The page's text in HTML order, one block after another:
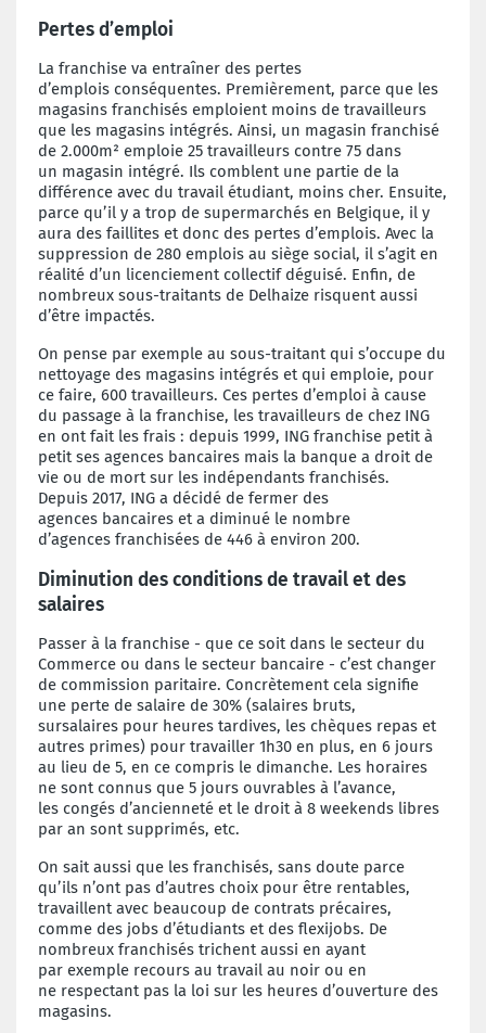
Pertes d’emploi
La franchise va entraîner des pertes
d’emplois conséquentes. Premièrement, parce que les
magasins franchisés emploient moins de travailleurs
que les magasins intégrés. Ainsi, un magasin franchisé
de 2.000m² emploie 25 travailleurs contre 75 dans
un magasin intégré. Ils comblent une partie de la
différence avec du travail étudiant, moins cher. Ensuite,
parce qu’il y a trop de supermarchés en Belgique, il y
aura des faillites et donc des pertes d’emplois. Avec la
suppression de 280 emplois au siège social, il s’agit en
réalité d’un licenciement collectif déguisé. Enfin, de
nombreux sous-traitants de Delhaize risquent aussi
d’être impactés.
On pense par exemple au sous-traitant qui s’occupe du
nettoyage des magasins intégrés et qui emploie, pour
ce faire, 600 travailleurs. Ces pertes d’emploi à cause
du passage à la franchise, les travailleurs de chez ING
en ont fait les frais : depuis 1999, ING franchise petit à
petit ses agences bancaires mais la banque a droit de
vie ou de mort sur les indépendants franchisés.
Depuis 2017, ING a décidé de fermer des
agences bancaires et a diminué le nombre
d’agences franchisées de 446 à environ 200.
Diminution des conditions de travail et des
salaires
Passer à la franchise - que ce soit dans le secteur du
Commerce ou dans le secteur bancaire - c’est changer
de commission paritaire. Concrètement cela signifie
une perte de salaire de 30% (salaires bruts,
sursalaires pour heures tardives, les chèques repas et
autres primes) pour travailler 1h30 en plus, en 6 jours
au lieu de 5, en ce compris le dimanche. Les horaires
ne sont connus que 5 jours ouvrables à l’avance,
les congés d’ancienneté et le droit à 8 weekends libres
par an sont supprimés, etc.
On sait aussi que les franchisés, sans doute parce
qu’ils n’ont pas d’autres choix pour être rentables,
travaillent avec beaucoup de contrats précaires,
comme des jobs d’étudiants et des flexijobs. De
nombreux franchisés trichent aussi en ayant
par exemple recours au travail au noir ou en
ne respectant pas la loi sur les heures d’ouverture des
magasins.